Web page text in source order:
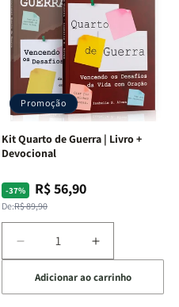
Promoção
Kit Quarto de Guerra | Livro +
Devocional
-37%
Preço
normal
De:R$ 89,90
Preço
promocional
R$ 56,90
Diminuir
a
quantidade
de
Aumentar
a
quantidade
de
Adicionar ao carrinho